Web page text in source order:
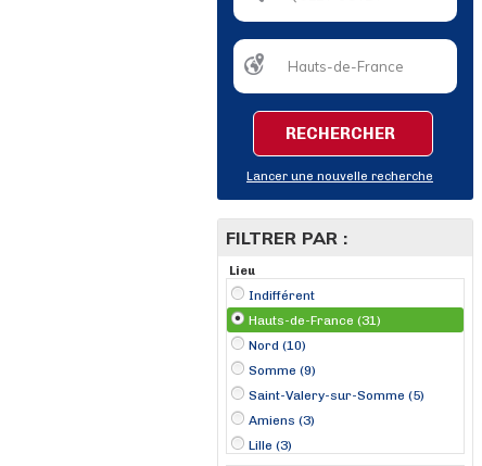
RECHERCHER
Lancer une nouvelle recherche
FILTRER PAR :
Lieu
Indifférent
Hauts-de-France (31)
Nord (10)
Somme (9)
Saint-Valery-sur-Somme (5)
Amiens (3)
Lille (3)